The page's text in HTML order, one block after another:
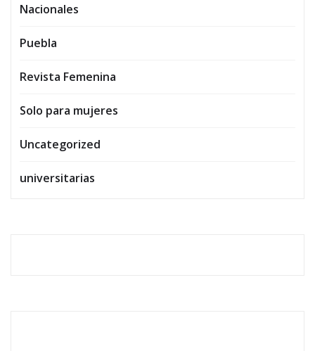
Nacionales
Puebla
Revista Femenina
Solo para mujeres
Uncategorized
universitarias